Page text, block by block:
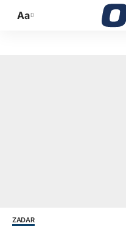
Promijeni
Aa
ZADAR